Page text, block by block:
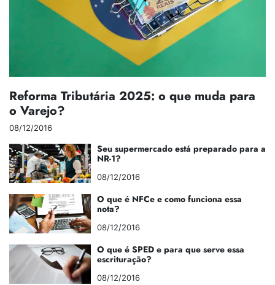
Reforma Tributária 2025: o que muda para
o Varejo?
08/12/2016
Seu supermercado está preparado para a
NR-1?
08/12/2016
O que é NFCe e como funciona essa
nota?
08/12/2016
O que é SPED e para que serve essa
escrituração?
08/12/2016